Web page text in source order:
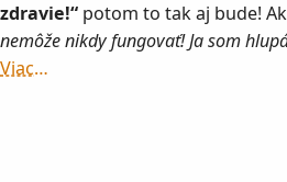
zdravie!“ potom to tak aj bude!
nemôže nikdy fungovať! Ja som
Viac…